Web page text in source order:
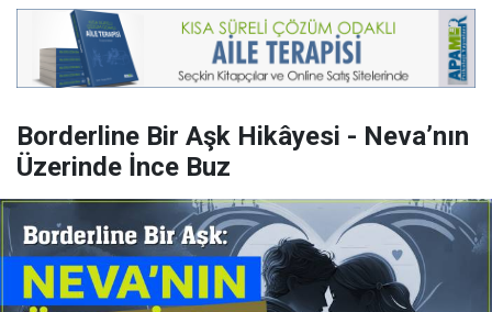
Borderline Bir Aşk Hikâyesi - Neva’nın
Üzerinde İnce Buz